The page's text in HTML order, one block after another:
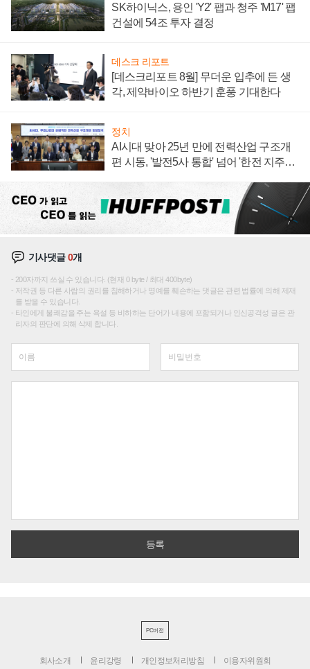
SK하이닉스, 용인 'Y2' 팹과 청주 'M17' 팹
건설에 54조 투자 결정
데스크 리포트
[데스크리포트 8월] 무더운 입추에 든 생
각, 제약바이오 하반기 훈풍 기대한다
정치
AI시대 맞아 25년 만에 전력산업 구조개
편 시동, '발전5사 통합' 넘어 '한전 지주사'
기사댓글0개
200자까지 쓰실 수 있습니다. (현재 0 byte / 최대 400byte)
저작권 등 다른 사람의 권리를 침해하거나 명예를 훼손하는 댓글은 관련 법률에 의해 제재
를 받을 수 있습니다.
타인에게 불쾌감을 주는 욕설 등 비하하는 단어가 내용에 포함되거나 인신공격성 글은 관
리자의 판단에 의해 삭제 합니다.
PC버전
회사소개 윤리강령 개인정보처리방침 이용자위원회